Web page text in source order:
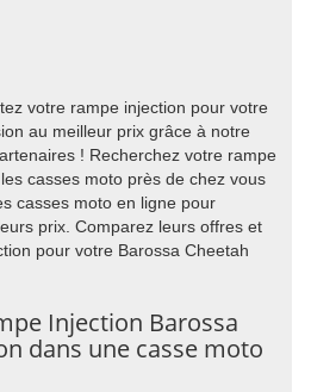
votre rampe injection pour votre
au meilleur prix grâce à notre
! Recherchez votre rampe
casses moto près de chez vous
casses moto en ligne pour
prix. Comparez leurs offres et
pour votre Barossa Cheetah
Injection Barossa
dans une casse moto